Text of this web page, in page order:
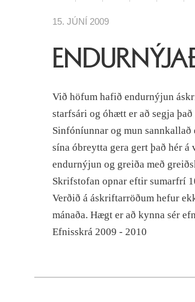
15. JÚNÍ 2009
Við höfum hafið endurnýjun
starfsári og óhætt er að segja
Sinfóníunnar og mun
sína óbreytta gera gert það hér
endurnýjun og greiða með
Skrifstofan opnar eftir sumarfrí
Verðið á áskriftarröðum hefur
mánaða. Hægt er að kynna sér
Efnisskrá 2009 - 2010